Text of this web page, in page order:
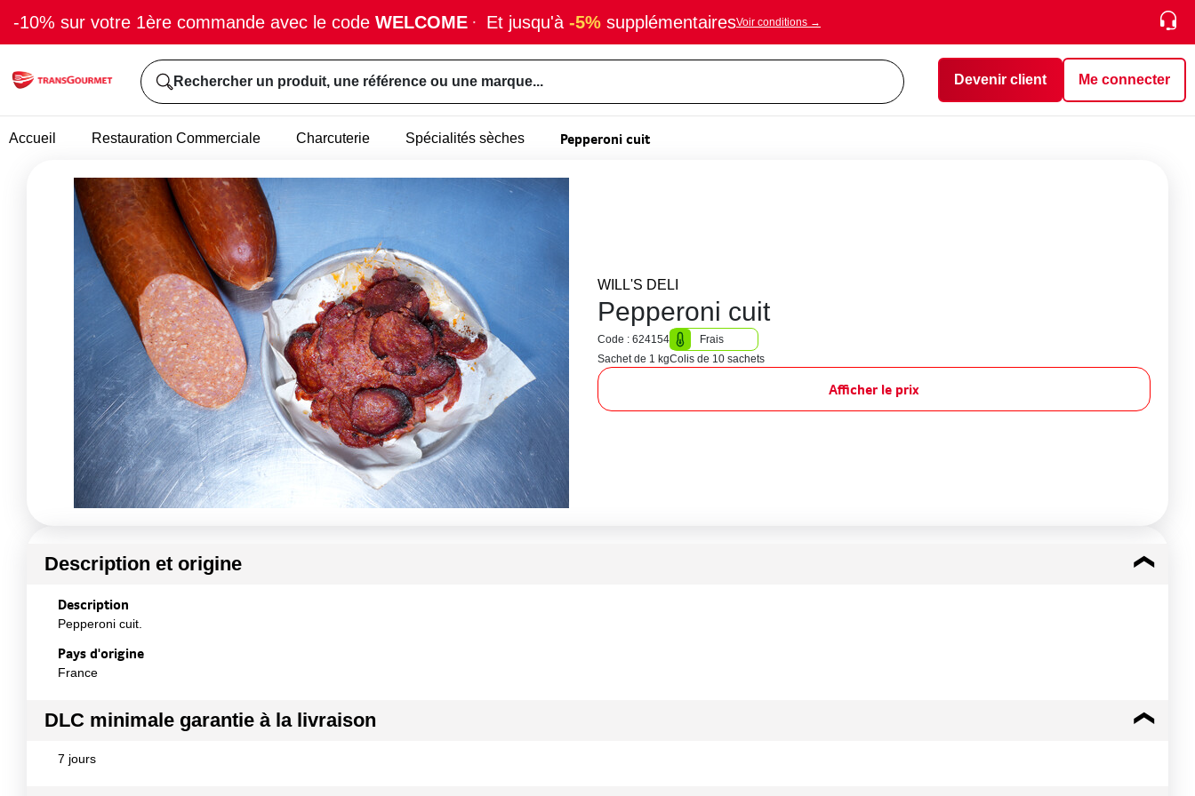
-10% sur votre 1ère commande avec le code WELCOME · Et jusqu'à -5% supplémentairesVoir conditions →
Rechercher un produit, une référence ou une marque... Devenir client Me connecter
Accueil Restauration Commerciale Charcuterie Spécialités sèches Pepperoni cuit
WILL'S DELI
Pepperoni cuit
Code : 624154
Frais
Sachet de 1 kgColis de 10 sachets
Afficher le prix
Description et origine
Description
Pepperoni cuit.
Pays d'origine
France
DLC minimale garantie à la livraison
7 jours